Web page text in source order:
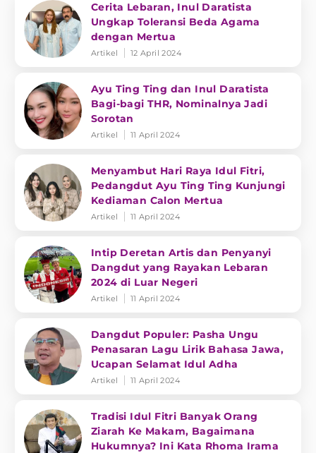
Cerita Lebaran, Inul Daratista
Ungkap Toleransi Beda Agama
dengan Mertua
Artikel 12 April 2024
Ayu Ting Ting dan Inul Daratista
Bagi-bagi THR, Nominalnya Jadi
Sorotan
Artikel 11 April 2024
Menyambut Hari Raya Idul Fitri,
Pedangdut Ayu Ting Ting Kunjungi
Kediaman Calon Mertua
Artikel 11 April 2024
Intip Deretan Artis dan Penyanyi
Dangdut yang Rayakan Lebaran
2024 di Luar Negeri
Artikel 11 April 2024
Dangdut Populer: Pasha Ungu
Penasaran Lagu Lirik Bahasa Jawa,
Ucapan Selamat Idul Adha
Artikel 11 April 2024
Tradisi Idul Fitri Banyak Orang
Ziarah Ke Makam, Bagaimana
Hukumnya? Ini Kata Rhoma Irama